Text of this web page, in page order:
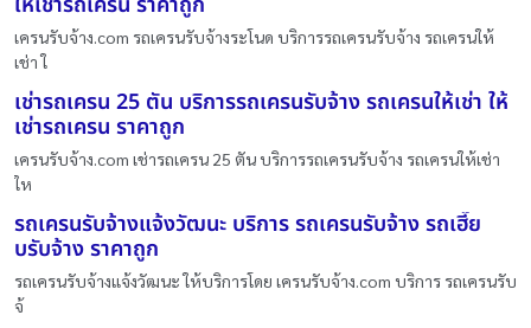
เครนรับจ้าง.com รถเครนรับจ้างระโนด บริการรถเครนรับจ้าง รถเครนให้
เช่า ใ
เช่ารถเครน 25 ตัน บริการรถเครนรับจ้าง รถเครนให้เช่า ให้
เช่ารถเครน ราคาถูก
เครนรับจ้าง.com เช่ารถเครน 25 ตัน บริการรถเครนรับจ้าง รถเครนให้เช่า
ให
รถเครนรับจ้างแจ้งวัฒนะ บริการ รถเครนรับจ้าง รถเฮี๊ย
บรับจ้าง ราคาถูก
รถเครนรับจ้างแจ้งวัฒนะ ให้บริการโดย เครนรับจ้าง.com บริการ รถเครนรับ
จ้